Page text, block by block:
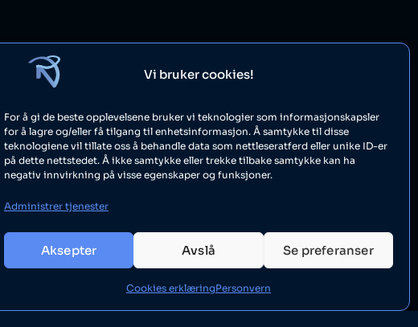
Vi bruker cookies!
For å gi de beste opplevelsene bruker vi teknologier som informasjonskapsler
for å lagre og/eller få tilgang til enhetsinformasjon. Å samtykke til disse
teknologiene vil tillate oss å behandle data som nettleseratferd eller unike ID-er
på dette nettstedet. Å ikke samtykke eller trekke tilbake samtykke kan ha
negativ innvirkning på visse egenskaper og funksjoner.
Administrer tjenester
Aksepter Avslå Se preferanser
Cookies erklæringPersonvern